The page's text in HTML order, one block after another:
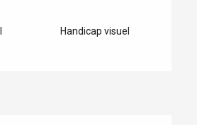
Handicap visuel